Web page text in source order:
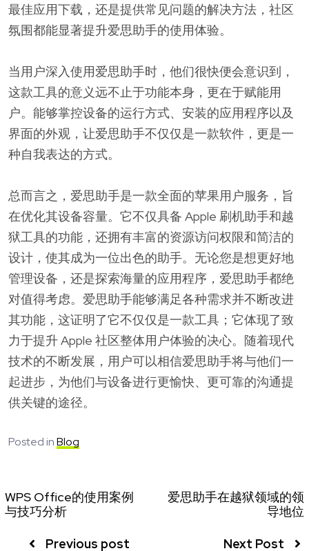
最佳应用下载，还是提供常见问题的解决方法，社区
氛围都能显著提升爱思助手的使用体验。
当用户深入使用爱思助手时，他们很快便会意识到，
这款工具的意义远不止于功能本身，更在于赋能用
户。能够掌控设备的运行方式、安装的应用程序以及
界面的外观，让爱思助手不仅仅是一款软件，更是一
种自我表达的方式。
总而言之，爱思助手是一款全面的苹果用户服务，旨
在优化其设备容量。它不仅具备 Apple 刷机助手和越
狱工具的功能，还拥有丰富的资源访问权限和简洁的
设计，使其成为一位出色的助手。无论您是想更好地
管理设备，还是探索海量的应用程序，爱思助手都绝
对值得考虑。爱思助手能够满足各种需求并不断改进
其功能，这证明了它不仅仅是一款工具；它体现了致
力于提升 Apple 社区整体用户体验的决心。随着现代
技术的不断发展，用户可以相信爱思助手将与他们一
起进步，为他们与设备进行更愉快、更可靠的沟通提
供关键的途径。
Posted inBlog
WPS Office的使用案例
与技巧分析
Previous post
爱思助手在越狱领域的领
导地位
Next Post